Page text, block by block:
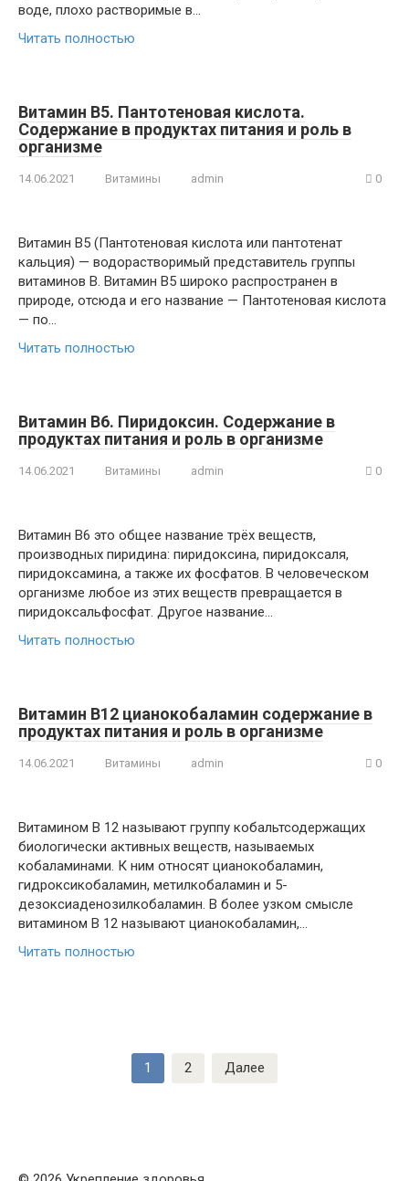
воде, плохо растворимые в…
Читать полностью
Витамин В5. Пантотеновая кислота.
Содержание в продуктах питания и роль в
организме
14.06.2021 Витамины admin 0
Витамин В5 (Пантотеновая кислота или пантотенат
кальция) — водорастворимый представитель группы
витаминов В. Витамин В5 широко распространен в
природе, отсюда и его название — Пантотеновая кислота
— по…
Читать полностью
Витамин В6. Пиридоксин. Содержание в
продуктах питания и роль в организме
14.06.2021 Витамины admin 0
Витамин B6 это общее название трёх веществ,
производных пиридина: пиридоксина, пиридоксаля,
пиридоксамина, а также их фосфатов. В человеческом
организме любое из этих веществ превращается в
пиридоксальфосфат. Другое название…
Читать полностью
Витамин В12 цианокобаламин содержание в
продуктах питания и роль в организме
14.06.2021 Витамины admin 0
Витамином B 12 называют группу кобальтсодержащих
биологически активных веществ, называемых
кобаламинами. К ним относят цианокобаламин,
гидроксикобаламин, метилкобаламин и 5-
дезоксиаденозилкобаламин. В более узком смысле
витамином B 12 называют цианокобаламин,…
Читать полностью
1 2 Далее